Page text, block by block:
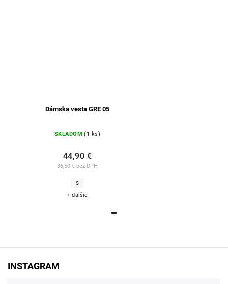
Dámska vesta GRE 05
SKLADOM (1 ks)
36,50 € bez DPH
44,90 €
S
+ ďalšie
INSTAGRAM